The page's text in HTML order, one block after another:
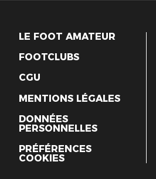
LE FOOT AMATEUR
FOOTCLUBS
CGU
MENTIONS LÉGALES
DONNÉES
PERSONNELLES
PRÉFÉRENCES
COOKIES